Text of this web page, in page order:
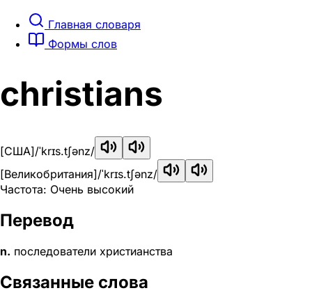
Главная словаря
Формы слов
christians
[США]/ˈkrɪs.tʃənz/
[Великобритания]/ˈkrɪs.tʃənz/
Частота: Очень высокий
Перевод
n. последователи христианства
Связанные слова